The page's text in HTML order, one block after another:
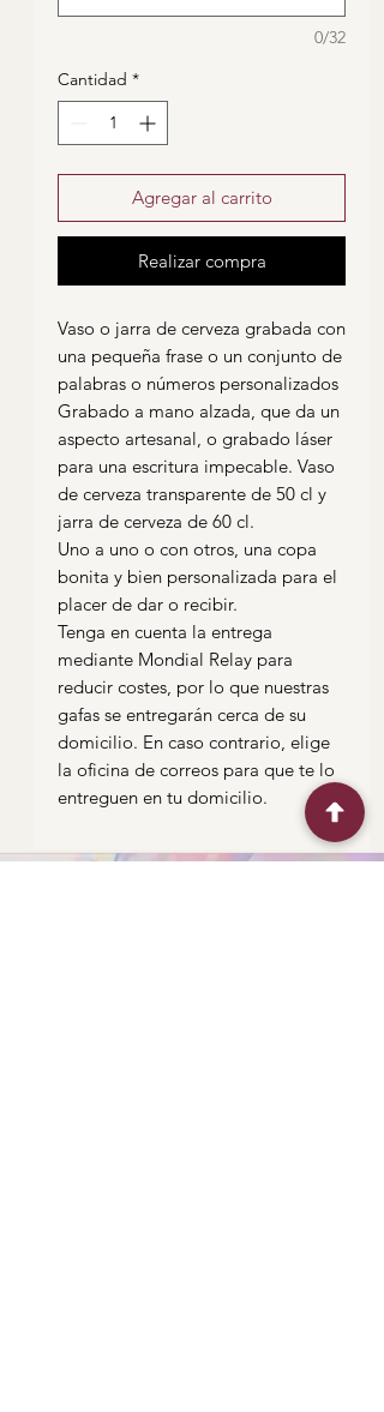
0/32
Cantidad *
Agregar al carrito
Realizar compra
Vaso o jarra de cerveza grabada con
una pequeña frase o un conjunto de
palabras o números personalizados
Grabado a mano alzada, que da un
aspecto artesanal, o grabado láser
para una escritura impecable. Vaso
de cerveza transparente de 50 cl y
jarra de cerveza de 60 cl.
Uno a uno o con otros, una copa
bonita y bien personalizada para el
placer de dar o recibir.
Tenga en cuenta la entrega
mediante Mondial Relay para
reducir costes, por lo que nuestras
gafas se entregarán cerca de su
domicilio. En caso contrario, elige
la oficina de correos para que te lo
entreguen en tu domicilio.